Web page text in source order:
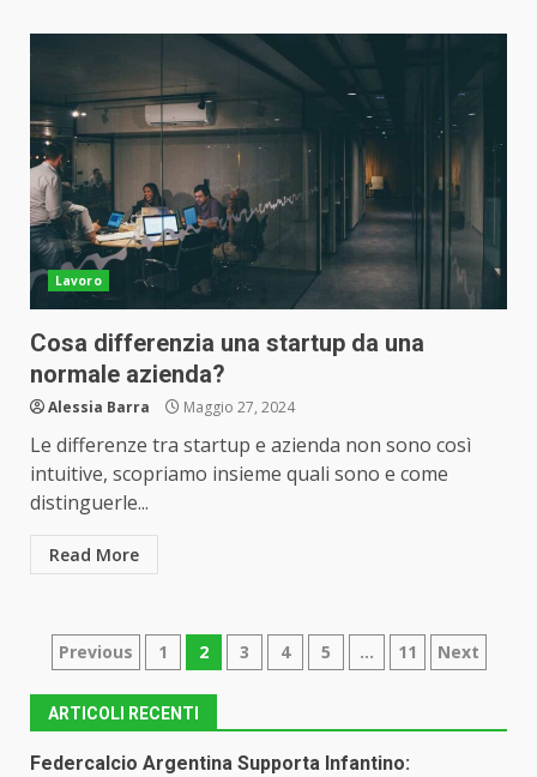
Lavoro
Cosa differenzia una startup da una
normale azienda?
Alessia Barra Maggio 27, 2024
Le differenze tra startup e azienda non sono così
intuitive, scopriamo insieme quali sono e come
distinguerle...
Read More
Paginazione
degli
articoli
Previous 1 2 3 4 5 … 11 Next
ARTICOLI RECENTI
Federcalcio Argentina Supporta Infantino: